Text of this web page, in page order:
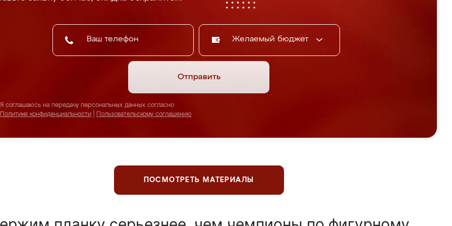
Желаемый бюджет
Отправить
Я соглашаюсь на передачу персональных данных согласно
Политике конфиденциальности
Пользовательскому соглашению
ПОСМОТРЕТЬ МАТЕРИАЛЫ